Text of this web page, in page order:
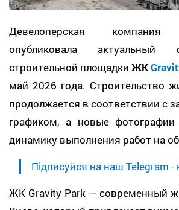
Девелоперская
опубликовала актуальный
строительной площадки ЖК
май 2026 года. Строительство
продолжается в соответствии с
графиком, а новые
динамику выполнения работ на
Підписуйся на наш Telegram -
ЖК Gravity Park — современный